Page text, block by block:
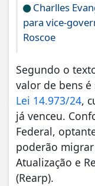
Charlles
para vice-
Roscoe
Segundo o
valor de bens
Lei 14.973/24,
já venceu.
Federal,
poderão
Atualização e
(Rearp).